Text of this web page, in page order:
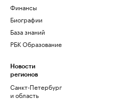
Финансы
Биографии
База знаний
РБК Образование
Новости
регионов
Санкт-Петербург
и область